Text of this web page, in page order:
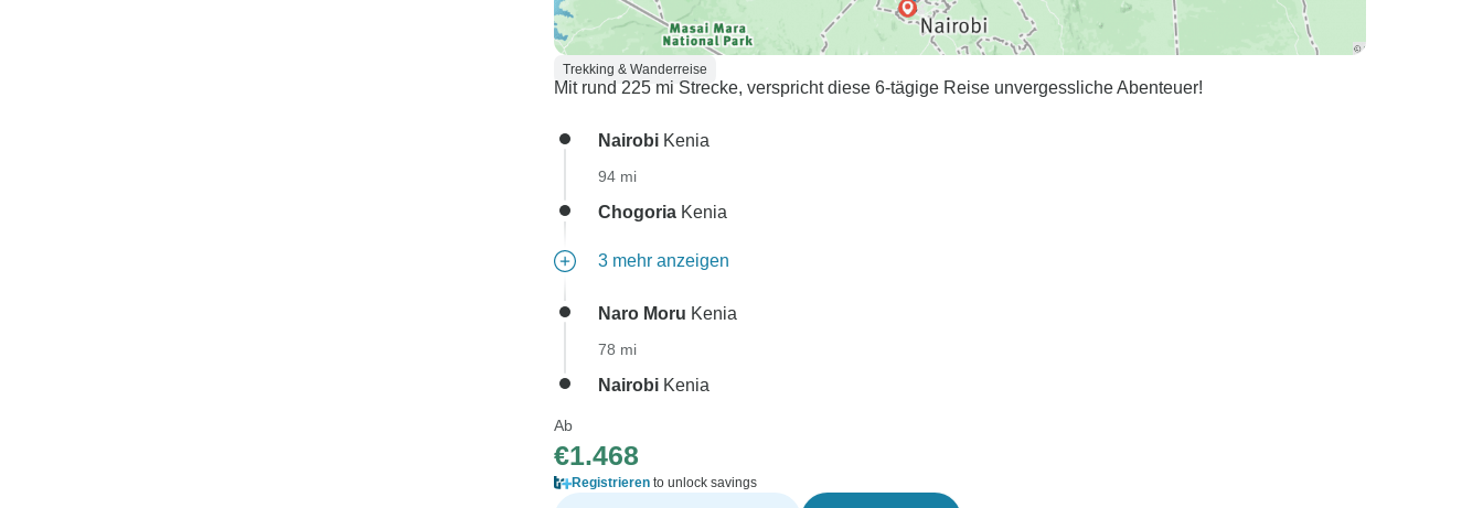
Trekking & Wanderreise
Mit rund 225 mi Strecke, verspricht diese 6-tägige Reise unvergessliche Abenteuer!
Nairobi Kenia
94 mi
Chogoria Kenia
3 mehr anzeigen
Naro Moru Kenia
78 mi
Nairobi Kenia
Ab
€1.468
Registrieren to unlock savings